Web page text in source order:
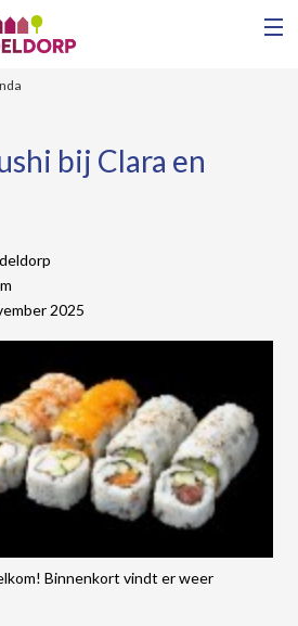
bij Clara en
2025
Binnenkort vindt er weer